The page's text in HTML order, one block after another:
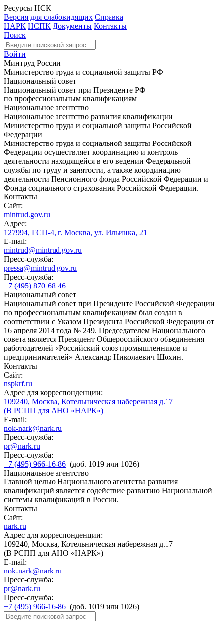
Ресурсы НСК
Версия для слабовидящих Справка
НАРК НСПК Документы Контакты
Поиск
Войти
Минтруд России
Министерство труда и социальной защиты РФ
Национальный совет
Национальный совет при Президенте РФ
по профессиональным квалификациям
Национальное агентство
Национальное агентство развития квалификации
Министерство труда и социальной защиты Российской
Федерации
Министерство труда и социальной защиты Российской
Федерации осуществляет координацию и контроль
деятельности находящейся в его ведении Федеральной
службы по труду и занятости, а также координацию
деятельности Пенсионного фонда Российской Федерации и
Фонда социального страхования Российской Федерации.
Контакты
Сайт:
mintrud.gov.ru
Адрес:
127994, ГСП-4, г. Москва, ул. Ильинка, 21
E-mail:
mintrud@mintrud.gov.ru
Пресс-служба:
pressa@mintrud.gov.ru
Пресс-служба:
+7 (495) 870-68-46
Национальный совет
Национальный совет при Президенте Российской Федерации
по профессиональным квалификациям был создан в
соответствии с Указом Президента Российской Федерации от
16 апреля 2014 года № 249. Председателем Национального
совета является Президент Общероссийского объединения
работодателей «Российский союз промышленников и
предпринимателей» Александр Николаевич Шохин.
Контакты
Сайт:
nspkrf.ru
Адрес для корреспонденции:
109240, Москва, Котельническая набережная д.17
(В РСПП для АНО «НАРК»)
E-mail:
nok-nark@nark.ru
Пресс-служба:
pr@nark.ru
Пресс-служба:
+7 (495) 966-16-86 (доб. 1019 или 1026)
Национальное агентство
Главной целью Национального агентства развития
квалификаций является содействие развитию Национальной
системы квалификаций в России.
Контакты
Сайт:
nark.ru
Адрес для корреспонденции:
109240, Москва, Котельническая набережная д.17
(В РСПП для АНО «НАРК»)
E-mail:
nok-nark@nark.ru
Пресс-служба:
pr@nark.ru
Пресс-служба:
+7 (495) 966-16-86 (доб. 1019 или 1026)